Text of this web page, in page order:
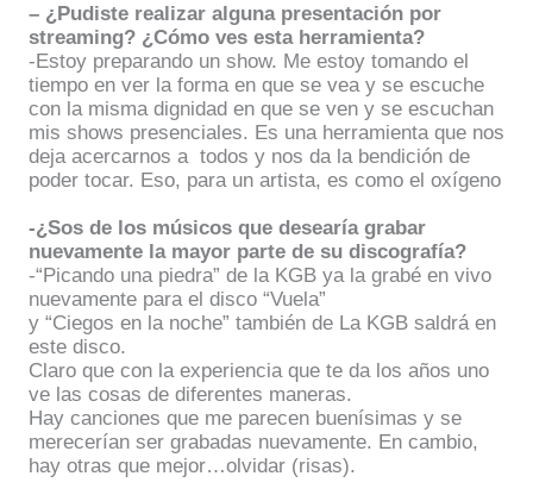
– ¿Pudiste realizar alguna presentación por
streaming? ¿Cómo ves esta herramienta?
-Estoy preparando un show. Me estoy tomando el
tiempo en ver la forma en que se vea y se escuche
con la misma dignidad en que se ven y se escuchan
mis shows presenciales. Es una herramienta que nos
deja acercarnos a todos y nos da la bendición de
poder tocar. Eso, para un artista, es como el oxígeno
-¿Sos de los músicos que desearía grabar
nuevamente la mayor parte de su discografía?
-“Picando una piedra” de la KGB ya la grabé en vivo
nuevamente para el disco “Vuela”
y “Ciegos en la noche” también de La KGB saldrá en
este disco.
Claro que con la experiencia que te da los años uno
ve las cosas de diferentes maneras.
Hay canciones que me parecen buenísimas y se
merecerían ser grabadas nuevamente. En cambio,
hay otras que mejor…olvidar (risas).